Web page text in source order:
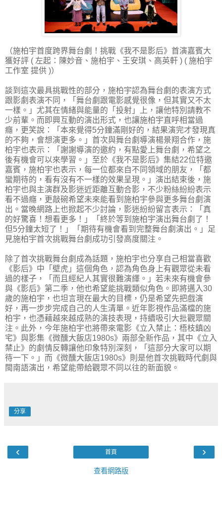
（施柏宇首度跨界舞台劇！挑戰《我不是影后》首演嘉賓大
獲好評 ( 左起：陳妙音、施柏宇、王安琪、高英軒 ) ( 施柏宇
工作室 提供 )）
談到這次最具挑戰性的部分，施柏宇認為舞台劇的表演方式
跟影劇表演不同，「舞台劇跟電影感覺很像，但其實又不太
一樣。」尤其在情緒與能量的「投射」上，讓他特別請教不
少前輩。而即興互動的演出形式，也讓施柏宇直呼相當過
癮，更笑說：「本來覺得5分鐘滿剛好的，結果演完才發現真
的不夠，會想演更多。」首次與舞台劇導演楊景翔合作，施
柏宇也表示：「謝謝導演的邀約，有點愛上舞台劇，希望之
後有機會可以來學習。」至於《我不是影后》集結22位特邀
嘉賓，施柏宇也表示，每一位都來自不同領域的朋友，「都
蠻期待的，看有沒有不一樣的效果呈現。」演出結束後，施
柏宇也與主演群及影迷近距離互動合影，不少粉絲紛紛表示
看不過癮，更敲碗希望未來能看到施柏宇參與更多舞台劇演
出。當晚網路上也掀起不少討論，影迷紛紛留言表示：「真
的好驚喜！想看更多！」「終於等到施柏宇演出舞台劇了！
但5分鐘太短了！」「期待有機會看到完整舞台劇演出。」足
見施柏宇首次挑戰舞台劇成功引發高度關注。
除了首次挑戰舞台劇成為話題，施柏宇也分享自己相當喜歡
《影后》中「壁虎」這個角色，認為角色身上有觀眾從未看
過的樣子，「而且經紀人其實很難演繹。」若未來有機會參
與《影后》第二季，他也希望能挑戰類似角色。即將邁入30
歲的施柏宇，也坦言現在最大的目標，仍是希望先把戲演
好，再一步步完成自己的人生清單。近年影視作品滿檔的施
柏宇，也憑藉越來越成熟的演技表現，持續吸引大批觀眾關
注。此外，今年施柏宇也將帶來電影《立入禁止：梧枝鎮凶
宅》與影集《微醺大飯店1980s》兩部全新作品，其中《立入
禁止》的劇情反轉讓他印象特別深刻，「這部分大家可以期
待一下。」而《微醺大飯店1980s》則是他首次挑戰時代劇與
閩南語演出，希望能帶給觀眾不同以往的新面貌。
分享
‹ ›
首頁
查看網路版